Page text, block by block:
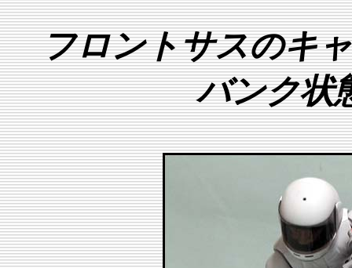
フロントサスのキ
バンク状